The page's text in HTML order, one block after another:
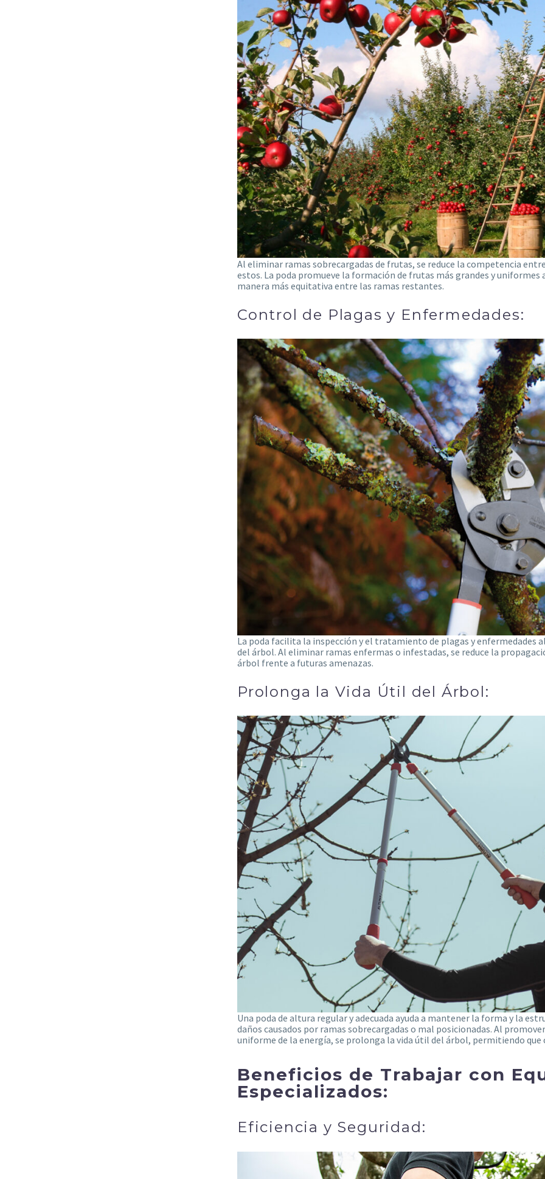
Al eliminar ramas sobrecargadas de frutas, se reduce la competencia
estos. La poda promueve la formación de frutas más grandes y
manera más equitativa entre las ramas restantes.
Control de Plagas y Enfermedades:
La poda facilita la inspección y el tratamiento de plagas y enfermedades
del árbol. Al eliminar ramas enfermas o infestadas, se reduce la
árbol frente a futuras amenazas.
Prolonga la Vida Útil del Árbol:
Una poda de altura regular y adecuada ayuda a mantener la forma y la
daños causados por ramas sobrecargadas o mal posicionadas. Al
uniforme de la energía, se prolonga la vida útil del árbol, permitiendo
Beneficios de Trabajar con
Especializados:
Eficiencia y Seguridad: